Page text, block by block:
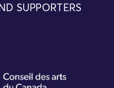
SUPPORTERS